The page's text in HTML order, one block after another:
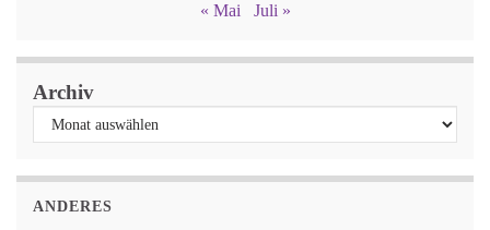
« Mai
Juli »
Archiv
ANDERES